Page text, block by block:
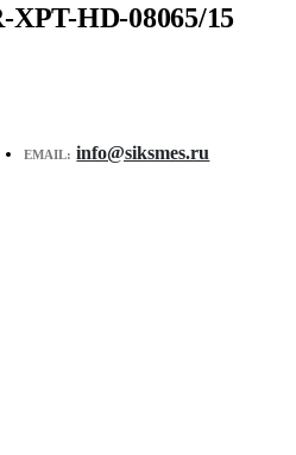
HD-08065/15
EMAIL: info@siksmes.ru